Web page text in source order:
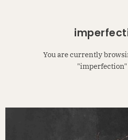
You are currently
"imperfection"